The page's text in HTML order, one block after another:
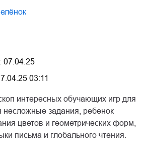
07.04.25
03:11
интересных обучающих игр для
задания, ребенок
цветов и геометрических форм,
письма и глобального чтения.